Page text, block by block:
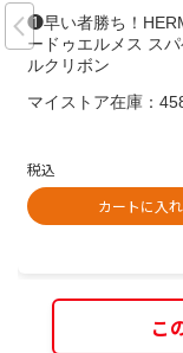
❶早い者勝ち！
ードゥエルメス ス
ルクリボン
マイストア在庫：
税込
カートに入
こ